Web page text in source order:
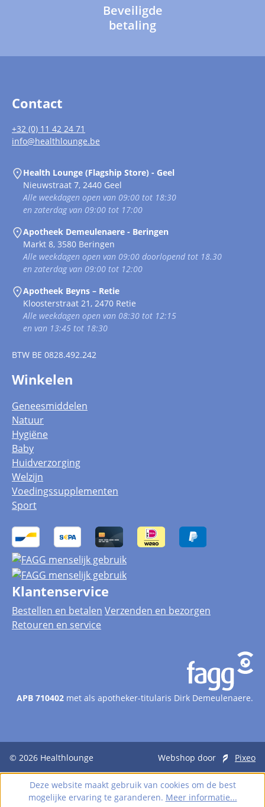
Beveiligde
betaling
Contact
+32 (0) 11 42 24 71
info@healthlounge.be
Health Lounge (Flagship Store) - Geel
Nieuwstraat 7, 2440 Geel
Alle weekdagen open van 09:00 tot 18:30
en zaterdag van 09:00 tot 17:00
Apotheek Demeulenaere - Beringen
Markt 8, 3580 Beringen
Alle weekdagen open van 09:00 doorlopend tot 18.30
en zaterdag van 09:00 tot 12:00
Apotheek Beyns – Retie
Kloosterstraat 21, 2470 Retie
Alle weekdagen open van 08:30 tot 12:15
en van 13:45 tot 18:30
BTW BE 0828.492.242
Winkelen
Geneesmiddelen
Natuur
Hygiëne
Baby
Huidverzorging
Welzijn
Voedingssupplementen
Sport
Klantenservice
Bestellen en betalen Verzenden en bezorgen
Retouren en service
APB 710402 met als apotheker-titularis Dirk Demeulenaere.
© 2026 Healthlounge Webshop door Pixeo
Deze website maakt gebruik van cookies om de best
mogelijke ervaring te garanderen. Meer informatie...